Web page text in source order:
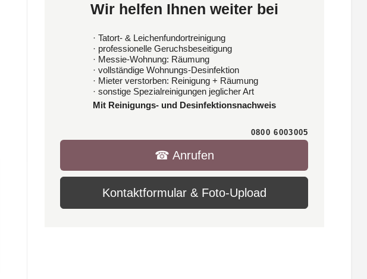
Wir helfen Ihnen weiter bei
· Tatort- & Leichenfundortreinigung
· professionelle Geruchsbeseitigung
· Messie-Wohnung: Räumung
· vollständige Wohnungs-Desinfektion
· Mieter verstorben: Reinigung + Räumung
· sonstige Spezialreinigungen jeglicher Art
Mit Reinigungs- und Desinfektionsnachweis
0800 6003005
☎︎ Anrufen
Kontaktformular & Foto-Upload